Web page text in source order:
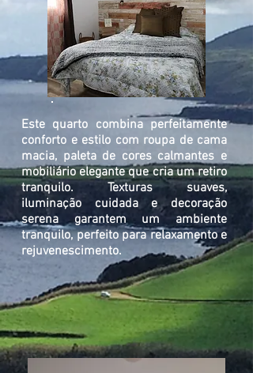
Este quarto combina perfeitamente
conforto e estilo com roupa de cama
macia, paleta de cores calmantes e
mobiliário elegante que cria um retiro
tranquilo. Texturas suaves,
iluminação cuidada e decoração
serena garantem um ambiente
tranquilo, perfeito para relaxamento e
rejuvenescimento.